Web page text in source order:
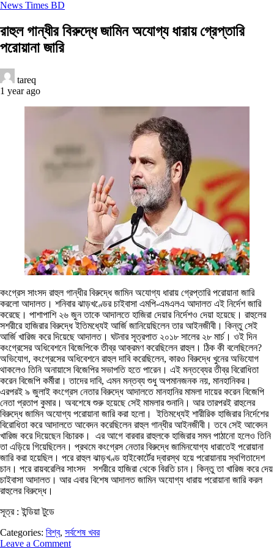
News Times BD
রাহুল গান্ধীর বিরুদ্ধে জামিন অযোগ্য ধারায় গ্রেপ্তারি
পরোয়ানা জারি
tareq
1 year ago
কংগ্রেস সাংসদ রাহুল গান্ধীর বিরুদ্ধে জামিন অযোগ্য ধারায় গ্রেপ্তারি পরোয়ানা জারি
করলো আদালত। শনিবার ঝাড়খণ্ডের চাইবাসা এমপি-এমএলএ আদালত এই নির্দেশ জারি
করেছে। পাশাপাশি ২৬ জুন তাকে আদালতে হাজিরা দেয়ার নির্দেশও দেয়া হয়েছে। রাহুলের
সশরীরে হাজিরার বিরুদ্ধে ইতিমধ্যেই আর্জি জানিয়েছিলেন তার আইনজীবী। কিন্তু সেই
আর্জি খারিজ করে দিয়েছে আদালত। ঘটনার সূত্রপাত ২০১৮ সালের ২৮ মার্চ। ওই দিন
কংগ্রেসের অধিবেশনে বিজেপিকে তীব্র আক্রমণ করেছিলেন রাহুল। ঠিক কী বলেছিলেন?
অভিযোগ, কংগ্রেসের অধিবেশনে রাহুল দাবি করেছিলেন, কারও বিরুদ্ধে খুনের অভিযোগ
থাকলেও তিনি অনায়াসে বিজেপির সভাপতি হতে পারেন। এই মন্তব্যের তীব্র বিরোধিতা
করেন বিজেপি কর্মীরা। তাদের দাবি, এমন মন্তব্য শুধু অপমানজনক নয়, মানহানিকর।
এরপরই ৯ জুলাই কংগ্রেস নেতার বিরুদ্ধে আদালতে মানহানির মামলা দায়ের করেন বিজেপি
নেতা প্রতাপ কুমার। অবশেষে শুরু হয়েছে সেই মামলার শুনানি। আর তারপরই রাহুলের
বিরুদ্ধে জামিন অযোগ্য পরোয়ানা জারি করা হলো। ইতিমধ্যেই শারীরিক হাজিরার নির্দেশের
বিরোধিতা করে আদালতে আবেদন করেছিলেন রাহুল গান্ধীর আইনজীবী। তবে সেই আবেদন
খারিজ করে দিয়েছেন বিচারক। এর আগে বারবার রাহুলকে হাজিরার সমন পাঠানো হলেও তিনি
তা এড়িয়ে গিয়েছিলেন। প্রথমে কংগ্রেস নেতার বিরুদ্ধে জামিনযোগ্য ধারাতেই পরোয়ানা
জারি করা হয়েছিল। পরে রাহুল ঝাড়খণ্ড হাইকোর্টের দ্বারস্থ হয়ে পরোয়ানায় স্থগিতাদেশ
চান। পরে রায়বরেলির সাংসদ সশরীরে হাজিরা থেকে বিরতি চান। কিন্তু তা খারিজ করে দেয়
চাইবাসা আদালত। আর এবার বিশেষ আদালত জামিন অযোগ্য ধারায় পরোয়ানা জারি করল
রাহুলের বিরুদ্ধে।
সূত্র : ইন্ডিয়া টুডে
Categories: বিশ্ব, সর্বশেষ খবর
Leave a Comment